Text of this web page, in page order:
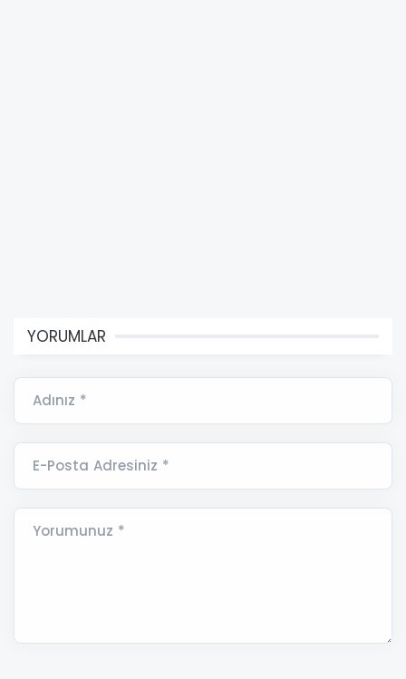
YORUMLAR
Adınız *
E-Posta Adresiniz *
Yorumunuz *